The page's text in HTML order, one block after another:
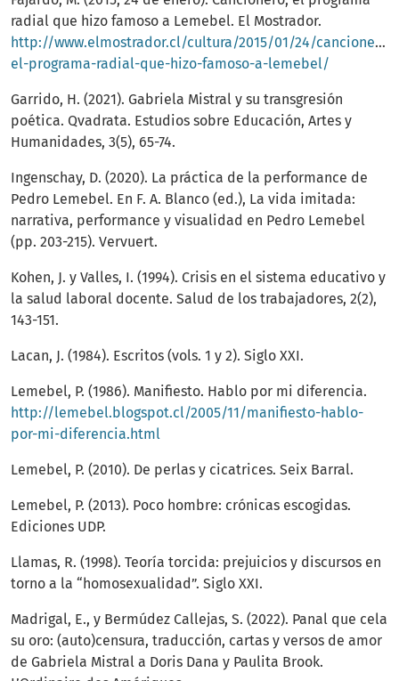
radial que hizo famoso a Lemebel. El Mostrador.
http://www.elmostrador.cl/cultura/2015/01/24/cancionero-
el-programa-radial-que-hizo-famoso-a-lemebel/
Garrido, H. (2021). Gabriela Mistral y su transgresión
poética. Qvadrata. Estudios sobre Educación, Artes y
Humanidades, 3(5), 65-74.
Ingenschay, D. (2020). La práctica de la performance de
Pedro Lemebel. En F. A. Blanco (ed.), La vida imitada:
narrativa, performance y visualidad en Pedro Lemebel
(pp. 203-215). Vervuert.
Kohen, J. y Valles, I. (1994). Crisis en el sistema educativo y
la salud laboral docente. Salud de los trabajadores, 2(2),
143-151.
Lacan, J. (1984). Escritos (vols. 1 y 2). Siglo XXI.
Lemebel, P. (1986). Manifiesto. Hablo por mi diferencia.
http://lemebel.blogspot.cl/2005/11/manifiesto-hablo-
por-mi-diferencia.html
Lemebel, P. (2010). De perlas y cicatrices. Seix Barral.
Lemebel, P. (2013). Poco hombre: crónicas escogidas.
Ediciones UDP.
Llamas, R. (1998). Teoría torcida: prejuicios y discursos en
torno a la “homosexualidad”. Siglo XXI.
Madrigal, E., y Bermúdez Callejas, S. (2022). Panal que cela
su oro: (auto)censura, traducción, cartas y versos de amor
de Gabriela Mistral a Doris Dana y Paulita Brook.